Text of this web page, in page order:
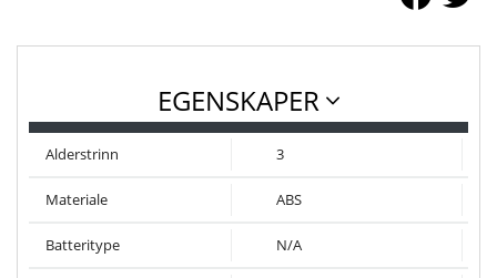
EGENSKAPER
Alderstrinn 3
Materiale ABS
Batteritype N/A